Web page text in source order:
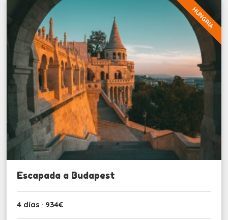
HUNGRIA
Escapada a Budapest
4 días · 934€